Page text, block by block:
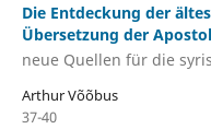
Die Entdeckung der
Übersetzung der
neue Quellen für die
Arthur Võõbus
37-40